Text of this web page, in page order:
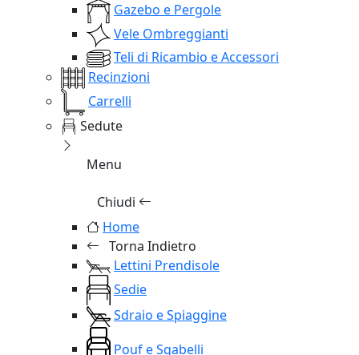
Gazebo e Pergole
Vele Ombreggianti
Teli di Ricambio e Accessori
Recinzioni
Carrelli
Sedute
Menu
Chiudi
Home
Torna Indietro
Lettini Prendisole
Sedie
Sdraio e Spiaggine
Pouf e Sgabelli